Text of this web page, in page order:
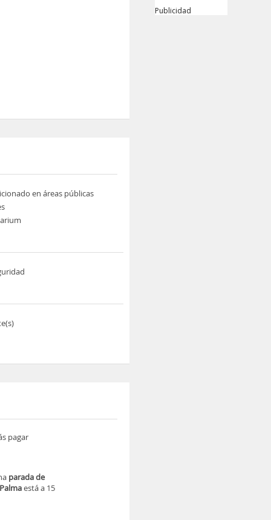
en áreas públicas
pagar
parada de
Palmaestá a 15
Publicidad